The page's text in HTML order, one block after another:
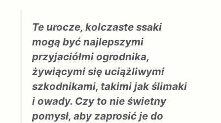
Te urocze, kolczaste ssaki
mogą być najlepszymi
przyjaciółmi ogrodnika,
żywiącymi się uciążliwymi
szkodnikami, takimi jak ślimaki
i owady. Czy to nie świetny
pomysł, aby zaprosić je do